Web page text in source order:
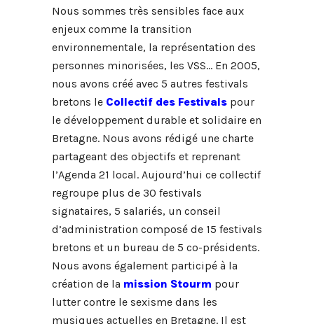
Nous sommes très sensibles face aux
enjeux comme la transition
environnementale, la représentation des
personnes minorisées, les VSS… En 2005,
nous avons créé avec 5 autres festivals
bretons le Collectif des Festivals pour
le développement durable et solidaire en
Bretagne. Nous avons rédigé une charte
partageant des objectifs et reprenant
l’Agenda 21 local. Aujourd’hui ce collectif
regroupe plus de 30 festivals
signataires, 5 salariés, un conseil
d’administration composé de 15 festivals
bretons et un bureau de 5 co-présidents.
Nous avons également participé à la
création de la mission Stourm pour
lutter contre le sexisme dans les
musiques actuelles en Bretagne. Il est